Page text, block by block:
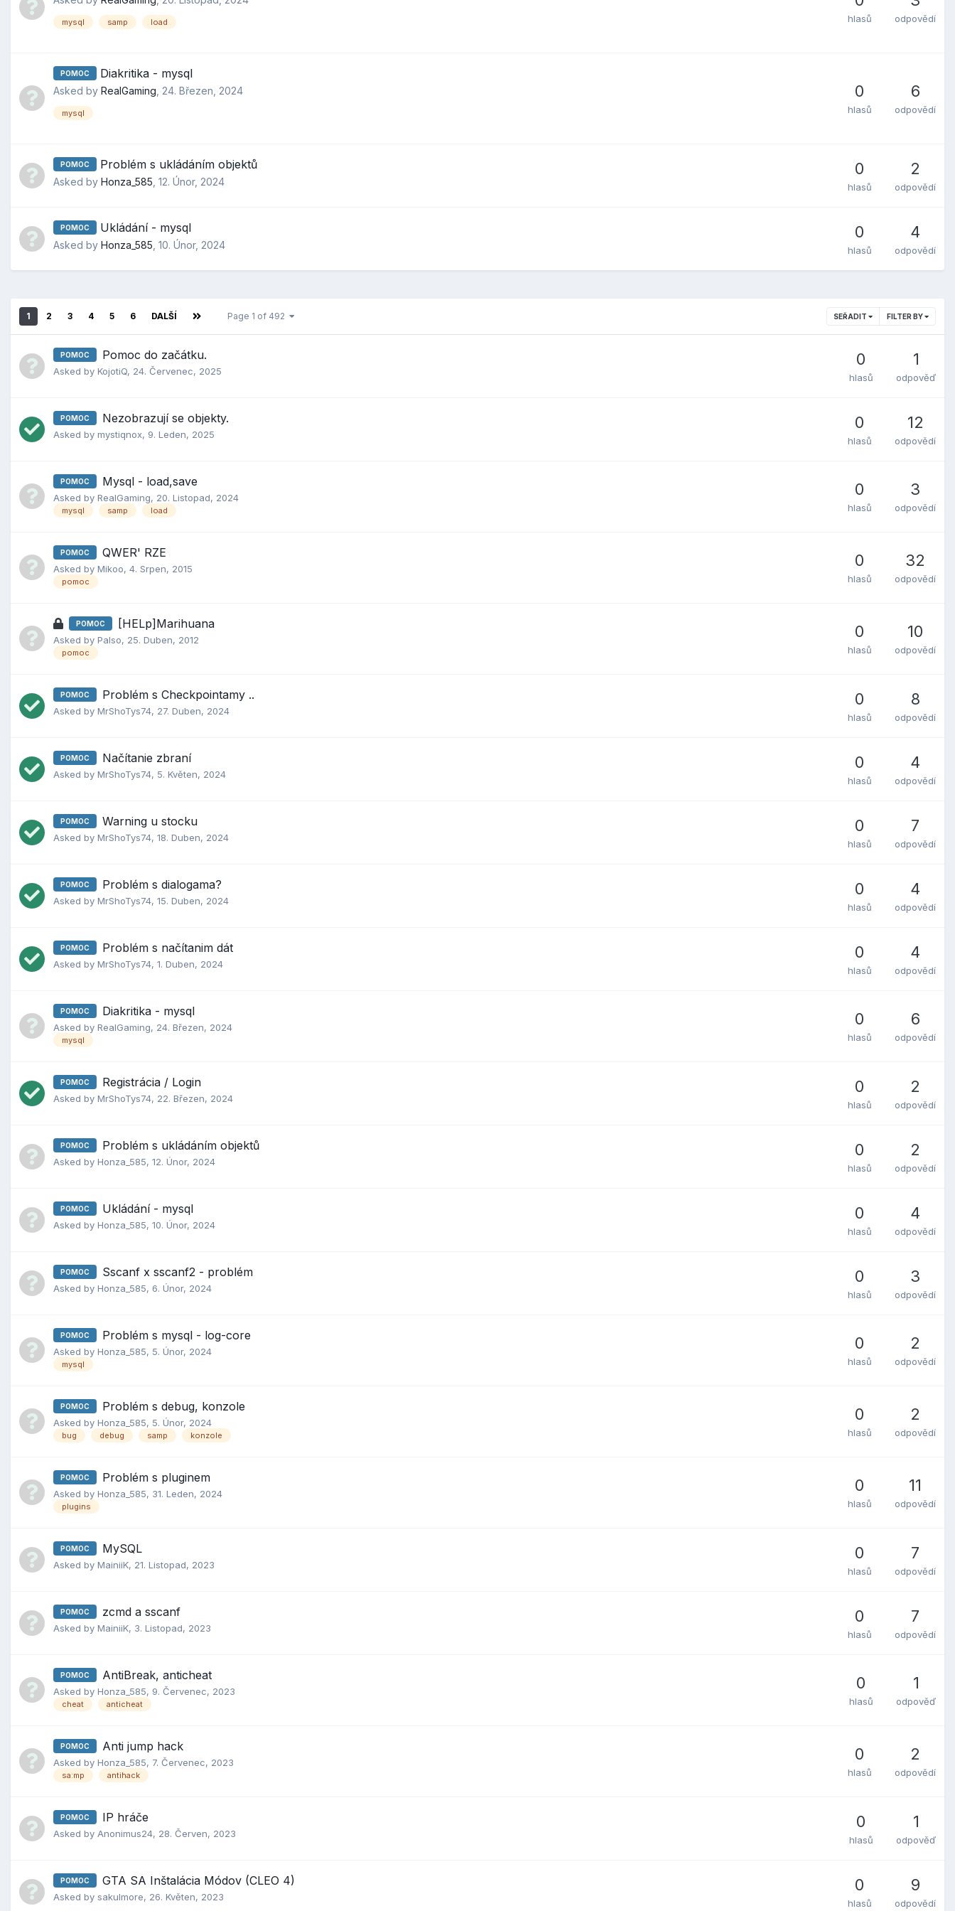
mysql samp load hlasů odpovědí
POMOC Diakritika - mysql
Asked by RealGaming 24. Březen, 2024
mysql
0
hlasů
6
odpovědí
POMOC Problém s ukládáním objektů
Asked by Honza_585 12. Únor, 2024
0
hlasů
2
odpovědí
POMOC Ukládání - mysql
Asked by Honza_585 10. Únor, 2024
0
hlasů
4
odpovědí
SEŘADIT FILTER BY
1 2 3 4 5 6 DALŠÍ Page 1 of 492
POMOC Pomoc do začátku.
Asked by KojotiQ, 24. Červenec, 2025
0
hlasů
1
odpověď
POMOC Nezobrazují se objekty.
Asked by mystiqnox, 9. Leden, 2025
0
hlasů
12
odpovědí
POMOC Mysql - load,save
Asked by RealGaming, 20. Listopad, 2024
mysql samp load
0
hlasů
3
odpovědí
POMOC QWER' RZE
Asked by Mikoo, 4. Srpen, 2015
pomoc
0
hlasů
32
odpovědí
POMOC [HELp]Marihuana
Asked by Palso, 25. Duben, 2012
pomoc
0
hlasů
10
odpovědí
POMOC Problém s Checkpointamy ..
Asked by MrShoTys74, 27. Duben, 2024
0
hlasů
8
odpovědí
POMOC Načítanie zbraní
Asked by MrShoTys74, 5. Květen, 2024
0
hlasů
4
odpovědí
POMOC Warning u stocku
Asked by MrShoTys74, 18. Duben, 2024
0
hlasů
7
odpovědí
POMOC Problém s dialogama?
Asked by MrShoTys74, 15. Duben, 2024
0
hlasů
4
odpovědí
POMOC Problém s načítanim dát
Asked by MrShoTys74, 1. Duben, 2024
0
hlasů
4
odpovědí
POMOC Diakritika - mysql
Asked by RealGaming, 24. Březen, 2024
mysql
0
hlasů
6
odpovědí
POMOC Registrácia / Login
Asked by MrShoTys74, 22. Březen, 2024
0
hlasů
2
odpovědí
POMOC Problém s ukládáním objektů
Asked by Honza_585, 12. Únor, 2024
0
hlasů
2
odpovědí
POMOC Ukládání - mysql
Asked by Honza_585, 10. Únor, 2024
0
hlasů
4
odpovědí
POMOC Sscanf x sscanf2 - problém
Asked by Honza_585, 6. Únor, 2024
0
hlasů
3
odpovědí
POMOC Problém s mysql - log-core
Asked by Honza_585, 5. Únor, 2024
mysql
0
hlasů
2
odpovědí
POMOC Problém s debug, konzole
Asked by Honza_585, 5. Únor, 2024
bug debug samp konzole
0
hlasů
2
odpovědí
POMOC Problém s pluginem
Asked by Honza_585, 31. Leden, 2024
plugins
0
hlasů
11
odpovědí
POMOC MySQL
Asked by MainiiK, 21. Listopad, 2023
0
hlasů
7
odpovědí
POMOC zcmd a sscanf
Asked by MainiiK, 3. Listopad, 2023
0
hlasů
7
odpovědí
POMOC AntiBreak, anticheat
Asked by Honza_585, 9. Červenec, 2023
cheat anticheat
0
hlasů
1
odpověď
POMOC Anti jump hack
Asked by Honza_585, 7. Červenec, 2023
sa:mp antihack
0
hlasů
2
odpovědí
POMOC IP hráče
Asked by Anonimus24, 28. Červen, 2023
0
hlasů
1
odpověď
POMOC GTA SA Inštalácia Módov (CLEO 4)
Asked by sakulmore, 26. Květen, 2023
0
hlasů
9
odpovědí